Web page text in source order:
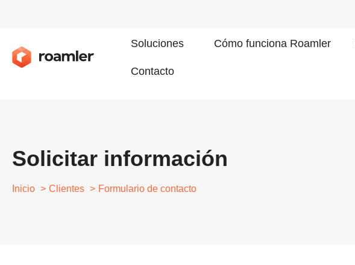
Soluciones Cómo funciona Roamler
Contacto
Solicitar información
Inicio Clientes Formulario de contacto